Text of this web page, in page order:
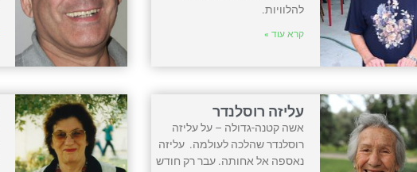
להלוויות.
קרא עוד »
עליזה רוסלנדר
אשה קטנה-גדולה – על עליזה
רוסלנדר שהלכה לעולמה. עליזה
נאספה אל אחותה. עבר רק חודש